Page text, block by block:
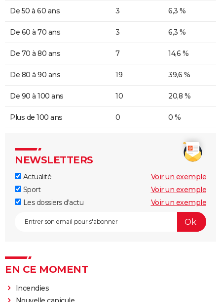
De 50 à 60 ans 3 6,3 %
De 60 à 70 ans 3 6,3 %
De 70 à 80 ans 7 14,6 %
De 80 à 90 ans 19 39,6 %
De 90 à 100 ans 10 20,8 %
Plus de 100 ans 0 0 %
NEWSLETTERS
Actualité
Voir un exemple
Sport
Voir un exemple
Les dossiers d'actu
Voir un exemple
EN CE MOMENT
Incendies